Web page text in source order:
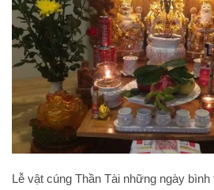
Lễ vật cúng Thần Tài những ngày